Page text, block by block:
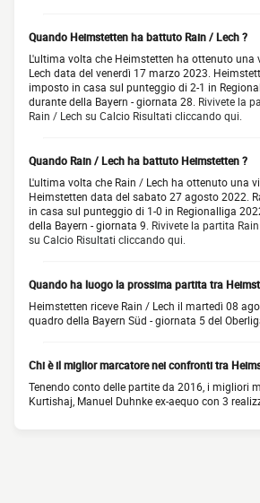
Quando Heimstetten ha battuto Rain / Lech ?
L'ultima volta che Heimstetten ha ottenuto
Lech data del venerdì 17 marzo 2023.
imposto in casa sul punteggio di 2-1 in
durante della Bayern - giornata 28. Rivivete la
Rain / Lech su Calcio Risultati cliccando qui.
Quando Rain / Lech ha battuto Heimstetten ?
L'ultima volta che Rain / Lech ha ottenuto una
Heimstetten data del sabato 27 agosto 2022.
in casa sul punteggio di 1-0 in Regionalliga
della Bayern - giornata 9. Rivivete la partita
su Calcio Risultati cliccando qui.
Quando ha luogo la prossima partita tra
Heimstetten riceve Rain / Lech il martedì 08
quadro della Bayern Süd - giornata 5 del
Chi è il miglior marcatore nei confronti tra
Tenendo conto delle partite da 2016, i migliori
Kurtishaj, Manuel Duhnke ex-aequo con 3